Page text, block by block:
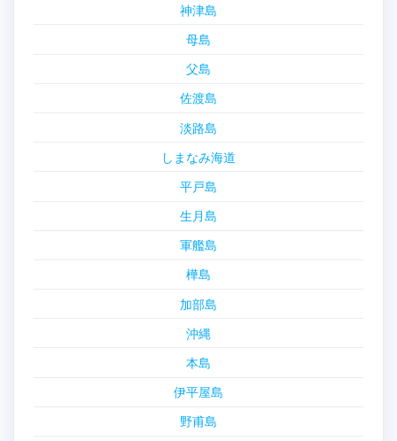
神津島
母島
父島
佐渡島
淡路島
しまなみ海道
平戸島
生月島
軍艦島
樺島
加部島
沖縄
本島
伊平屋島
野甫島